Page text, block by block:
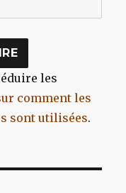
les
comment les
sont utilisées.